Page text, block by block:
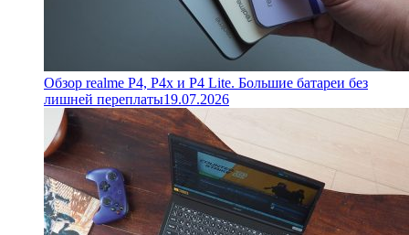
Обзор realme P4, P4x и P4 Lite. Большие батареи без
лишней переплаты19.07.2026